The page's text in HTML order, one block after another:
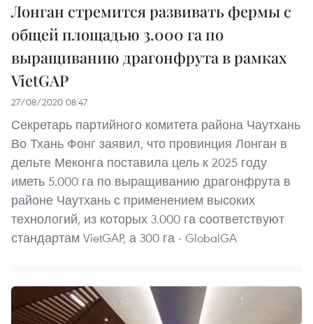
Лонган стремится развивать фермы с
общей площадью 3.000 га по
выращиванию драгонфрута в рамках
VietGAP
27/08/2020 08:47
Секретарь партийного комитета района Чаутхань
Во Тхань Фонг заявил, что провинция Лонган в
дельте Меконга поставила цель к 2025 году
иметь 5.000 га по выращиванию драгонфрута в
районе Чаутхань с применением высоких
технологий, из которых 3.000 га соответствуют
стандартам VietGAP, а 300 га - GlobalGA